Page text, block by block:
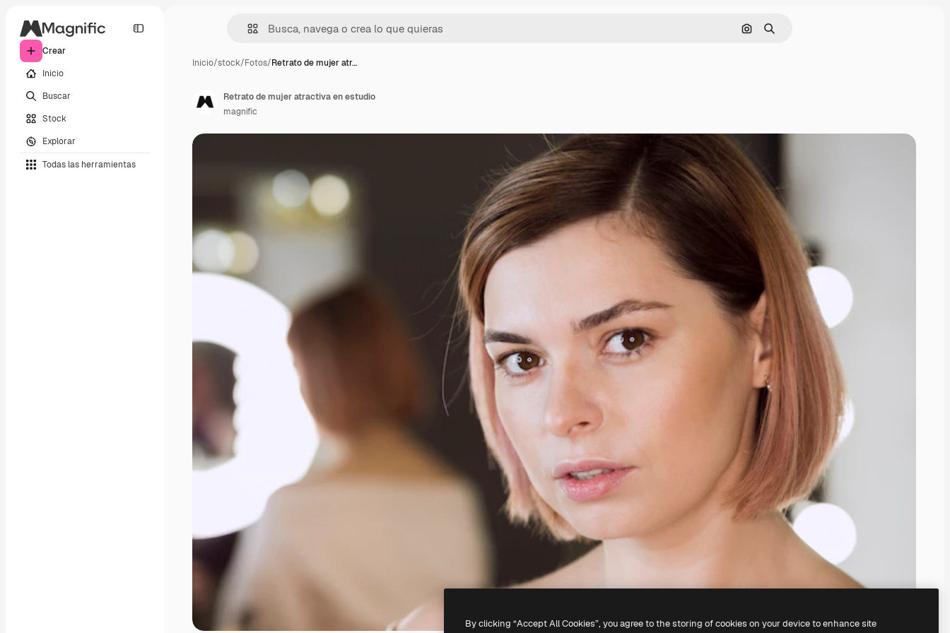
Crear
Inicio
Buscar
Stock
Explorar
Todas las herramientas
Buscar por imagen
Buscar
Inicio/stock/Fotos/Retrato de mujer atr…
Retrato de mujer atractiva en estudio
magnific
By clicking “Accept All Cookies”, you agree to the storing of cookies on your device to enhance site